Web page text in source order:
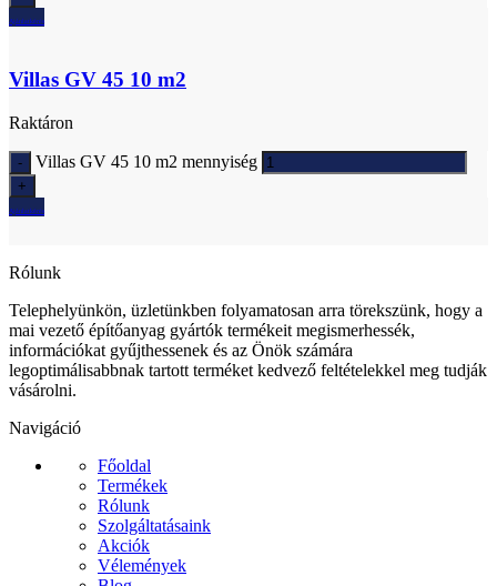
Ajánlatkérés
Villas GV 45 10 m2
Raktáron
Villas GV 45 10 m2 mennyiség
Ajánlatkérés
Rólunk
Telephelyünkön, üzletünkben folyamatosan arra törekszünk, hogy a
mai vezető építőanyag gyártók termékeit megismerhessék,
információkat gyűjthessenek és az Önök számára
legoptimálisabbnak tartott terméket kedvező feltételekkel meg tudják
vásárolni.
Navigáció
Főoldal
Termékek
Rólunk
Szolgáltatásaink
Akciók
Vélemények